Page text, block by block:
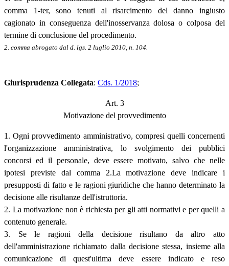
comma 1-ter, sono tenuti al risarcimento del danno ingiusto
cagionato in conseguenza dell'inosservanza dolosa o colposa del
termine di conclusione del procedimento.
2. comma abrogato dal d. lgs. 2 luglio 2010, n. 104.
Giurisprudenza Collegata: Cds. 1/2018;
Art. 3
Motivazione del provvedimento
1. Ogni provvedimento amministrativo, compresi quelli concernenti
l'organizzazione amministrativa, lo svolgimento dei pubblici
concorsi ed il personale, deve essere motivato, salvo che nelle
ipotesi previste dal comma 2.La motivazione deve indicare i
presupposti di fatto e le ragioni giuridiche che hanno determinato la
decisione alle risultanze dell'istruttoria.
2. La motivazione non è richiesta per gli atti normativi e per quelli a
contenuto generale.
3. Se le ragioni della decisione risultano da altro atto
dell'amministrazione richiamato dalla decisione stessa, insieme alla
comunicazione di quest'ultima deve essere indicato e reso